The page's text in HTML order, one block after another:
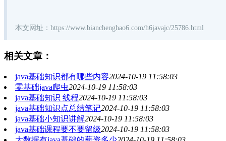
本文网址：https://www.bianchenghao6.com/h6javajc/25786.html
相关文章：
java基础知识都有哪些内容2024-10-19 11:58:03
零基础java爬虫2024-10-19 11:58:03
java基础知识 线程2024-10-19 11:58:03
java基础知识点总结笔记2024-10-19 11:58:03
java基础小知识讲解2024-10-19 11:58:03
java基础课程要不要留级2024-10-19 11:58:03